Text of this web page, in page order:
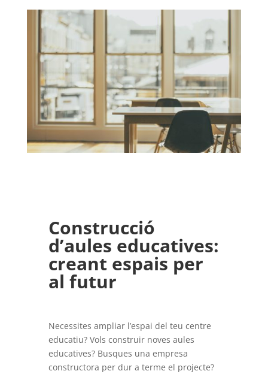
Construcció
d’aules educatives:
creant espais per
al futur
Necessites ampliar l’espai del teu centre
educatiu? Vols construir noves aules
educatives? Busques una empresa
constructora per dur a terme el projecte?